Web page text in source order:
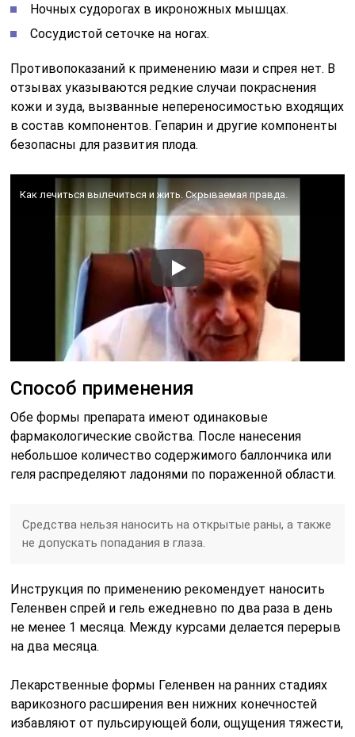
Ночных судорогах в икроножных мышцах.
Сосудистой сеточке на ногах.
Противопоказаний к применению мази и спрея нет. В
отзывах указываются редкие случаи покраснения
кожи и зуда, вызванные непереносимостью входящих
в состав компонентов. Гепарин и другие компоненты
безопасны для развития плода.
Как лечиться вылечиться и жить. Скрываемая правда.
Способ применения
Обе формы препарата имеют одинаковые
фармакологические свойства. После нанесения
небольшое количество содержимого баллончика или
геля распределяют ладонями по пораженной области.
Средства нельзя наносить на открытые раны, а также
не допускать попадания в глаза.
Инструкция по применению рекомендует наносить
Геленвен спрей и гель ежедневно по два раза в день
не менее 1 месяца. Между курсами делается перерыв
на два месяца.
Лекарственные формы Геленвен на ранних стадиях
варикозного расширения вен нижних конечностей
избавляют от пульсирующей боли, ощущения тяжести,